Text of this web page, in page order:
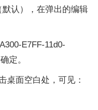
认），在弹出的编辑
E7FF-11d0-
定。
桌面空白处，可见：